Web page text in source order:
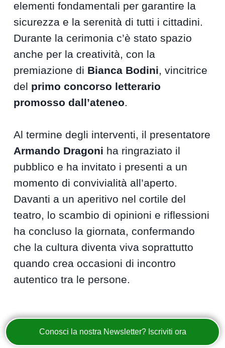
elementi fondamentali per garantire la
sicurezza e la serenità di tutti i cittadini.
Durante la cerimonia c’è stato spazio
anche per la creatività, con la
premiazione di Bianca Bodini, vincitrice
del primo concorso letterario
promosso dall’ateneo.
Al termine degli interventi, il presentatore
Armando Dragoni ha ringraziato il
pubblico e ha invitato i presenti a un
momento di convivialità all’aperto.
Davanti a un aperitivo nel cortile del
teatro, lo scambio di opinioni e riflessioni
ha concluso la giornata, confermando
che la cultura diventa viva soprattutto
quando crea occasioni di incontro
autentico tra le persone.
Conosci la nostra Newsletter? Iscriviti ora